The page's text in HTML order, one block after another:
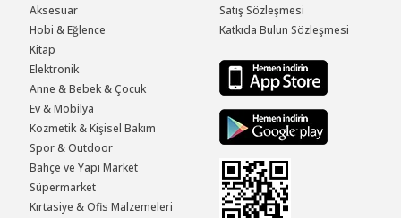
Aksesuar
Hobi & Eğlence
Kitap
Elektronik
Anne & Bebek & Çocuk
Ev & Mobilya
Kozmetik & Kişisel Bakım
Spor & Outdoor
Bahçe ve Yapı Market
Süpermarket
Kırtasiye & Ofis Malzemeleri
Satış Sözleşmesi
Katkıda Bulun Sözleşmesi